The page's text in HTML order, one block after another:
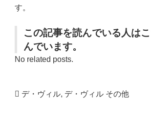
す。
この記事を読んでいる人は
んでいます。
No related posts.
デ・ヴィル, デ・ヴィル その他